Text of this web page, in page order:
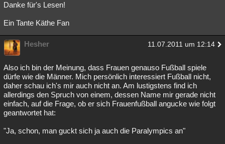
Astronomie Helpdesk
Musik
Übersichten
Besucht Teilgenommen Alle Neue Geschlossen
Lesenswert Schlüsselwörter
Danke für's Lesen!
Ein Tante Käthe Fan
Hesher 11.07.2011 um 12:14
Also ich bin der Meinung, dass Frauen genauso Fußball spiele
dürfe wie die Männer. Mich persönlich interessiert Fußball nicht,
daher schau ich's mir auch nicht an. Am lustigstens find ich
allerdings den Spruch von einem, dessen Name mir gerade nicht
einfach, auf die Frage, ob er sich Frauenfußball angucke wie folgt
geantwortet hat:
"Ja, schon, man guckt sich ja auch die Paralympics an"